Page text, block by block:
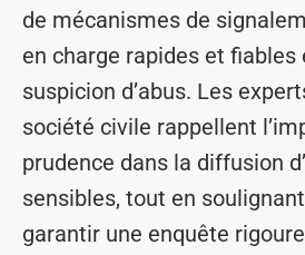
de mécanismes de
en charge rapides et fiables
suspicion d’abus. Les
société civile rappellent
prudence dans la diffusion
sensibles, tout en
garantir une enquête